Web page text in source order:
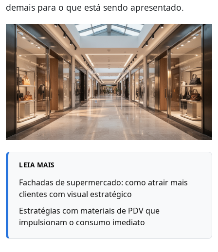
demais para o que está sendo apresentado.
LEIA MAIS
Fachadas de supermercado: como atrair mais
clientes com visual estratégico
Estratégias com materiais de PDV que
impulsionam o consumo imediato